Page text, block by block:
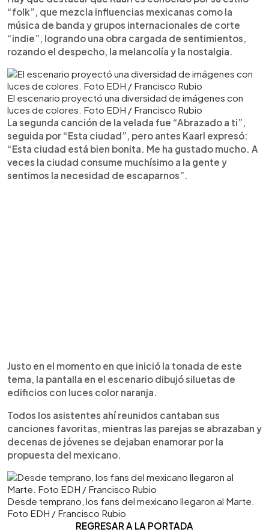
“folk”, que mezcla influencias mexicanas como la
música de banda y grupos internacionales de corte
“indie”, logrando una obra cargada de sentimientos,
rozando el despecho, la melancolía y la nostalgia.
El escenario proyectó una diversidad de imágenes con
luces de colores. Foto EDH / Francisco Rubio
La segunda canción de la velada fue “Abrazado a ti”,
seguida por “Esta ciudad”, pero antes Kaarl expresó:
“Esta ciudad está bien bonita. Me ha gustado mucho. A
veces la ciudad consume muchísimo a la gente y
sentimos la necesidad de escaparnos”.
Justo en el momento en que inició la tonada de este
tema, la pantalla en el escenario dibujó siluetas de
edificios con luces color naranja.
Todos los asistentes ahí reunidos cantaban sus
canciones favoritas, mientras las parejas se abrazaban y
decenas de jóvenes se dejaban enamorar por la
propuesta del mexicano.
Desde temprano, los fans del mexicano llegaron al Marte.
Foto EDH / Francisco Rubio
REGRESAR A LA PORTADA